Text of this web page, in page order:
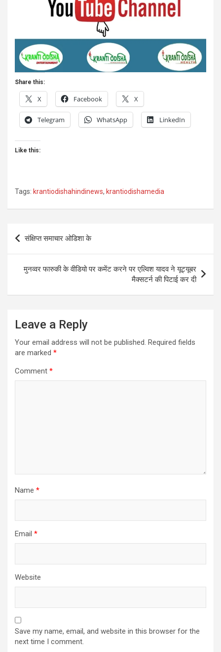
Share this:
X Facebook X
Telegram WhatsApp LinkedIn
Like this:
Tags: krantiodishahindinews, krantiodishamedia
Post
navigation
संक्षिप्त समाचार ओडिशा के
मुनव्वर फारुकी के वीडियो पर कमेंट करने पर एल्विश यादव ने यूट्यूबर
मैक्सटर्न की पिटाई कर दी
Leave a Reply
Your email address will not be published. Required fields
are marked *
Comment *
Name *
Email *
Website
Save my name, email, and website in this browser for the
next time I comment.